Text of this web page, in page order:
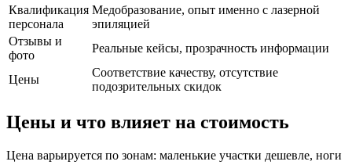
Квалификация
персонала
Медобразование, опыт именно с лазерной
эпиляцией
Отзывы и
фото
Реальные кейсы, прозрачность информации
Цены
Соответствие качеству, отсутствие
подозрительных скидок
Цены и что влияет на стоимость
Цена варьируется по зонам: маленькие участки дешевле, ноги